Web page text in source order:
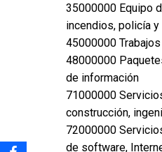
35000000 Equipo
incendios, policía
45000000
48000000
de información
71000000
construcción,
72000000
de software,